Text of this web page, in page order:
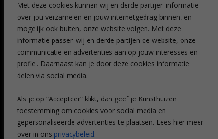
Met deze cookies kunnen wij en derde partijen informatie
over jou verzamelen en jouw internetgedrag binnen, en
mogelijk ook buiten, onze website volgen. Met deze
informatie passen wij en derde partijen de website, onze
communicatie en advertenties aan op jouw interesses en
profiel. Daarnaast kan je door deze cookies informatie
delen via social media.
Als je op “Accepteer” klikt, dan geef je Kunsthuizen
toestemming om cookies voor social media en
gepersonaliseerde advertenties te plaatsen. Lees hier meer
over in ons privacybeleid.
Leiden
Amsterdam
Breda
Favorieten
Mijn art alert
NIEUWSBRIEF